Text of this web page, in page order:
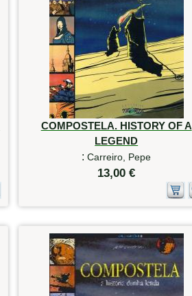
COMPOSTELA. HISTORY OF A
LEGEND
:Carreiro, Pepe
13,00 €